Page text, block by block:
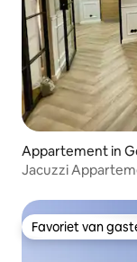
Appartement in
Jacuzzi
Favoriet van
Favoriet van